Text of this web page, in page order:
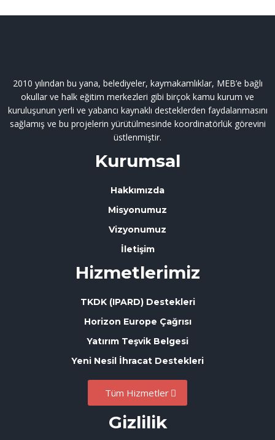
2010 yılından bu yana, belediyeler, kaymakamlıklar, MEB’e bağlı
okullar ve halk eğitim merkezleri gibi birçok kamu kurum ve
kuruluşunun yerli ve yabancı kaynaklı desteklerden faydalanmasını
sağlamış ve bu projelerin yürütülmesinde koordinatörlük görevini
üstlenmiştir.
Kurumsal
Hakkımızda
Misyonumuz
Vizyonumuz
İletişim
Hizmetlerimiz
TKDK (IPARD) Destekleri
Horizon Europe Çağrısı
Yatırım Teşvik Belgesi
Yeni Nesil İhracat Destekleri
Tüm Hizmetler
Gizlilik